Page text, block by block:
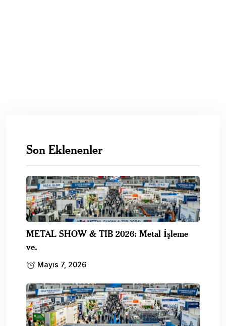
Son Eklenenler
METAL SHOW & TIB 2026: Metal İşleme
ve.
Mayıs 7, 2026